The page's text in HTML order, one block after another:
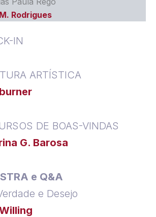
Rodrigues
IN
ARTÍSTICA
DE BOAS-VINDAS
G. Barosa
e Q&A
e Desejo